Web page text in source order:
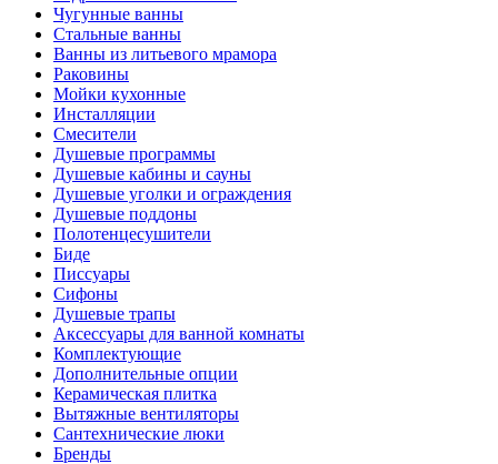
Чугунные ванны
Стальные ванны
Ванны из литьевого мрамора
Раковины
Мойки кухонные
Инсталляции
Смесители
Душевые программы
Душевые кабины и сауны
Душевые уголки и ограждения
Душевые поддоны
Полотенцесушители
Биде
Писсуары
Сифоны
Душевые трапы
Аксессуары для ванной комнаты
Комплектующие
Дополнительные опции
Керамическая плитка
Вытяжные вентиляторы
Сантехнические люки
Бренды